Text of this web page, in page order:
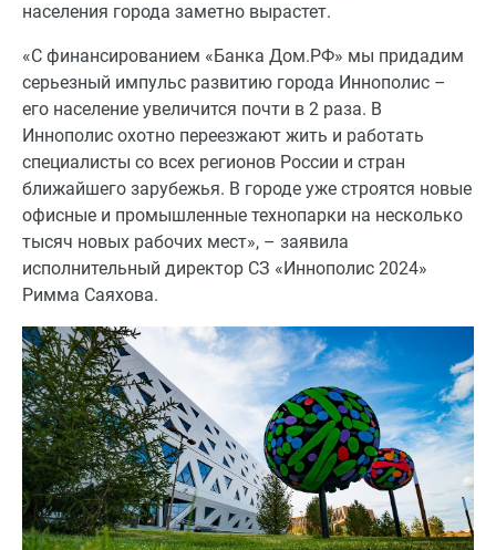
населения города заметно вырастет.
«С финансированием «Банка Дом.РФ» мы придадим
серьезный импульс развитию города Иннополис –
его население увеличится почти в 2 раза. В
Иннополис охотно переезжают жить и работать
специалисты со всех регионов России и стран
ближайшего зарубежья. В городе уже строятся новые
офисные и промышленные технопарки на несколько
тысяч новых рабочих мест», – заявила
исполнительный директор СЗ «Иннополис 2024»
Римма Саяхова.